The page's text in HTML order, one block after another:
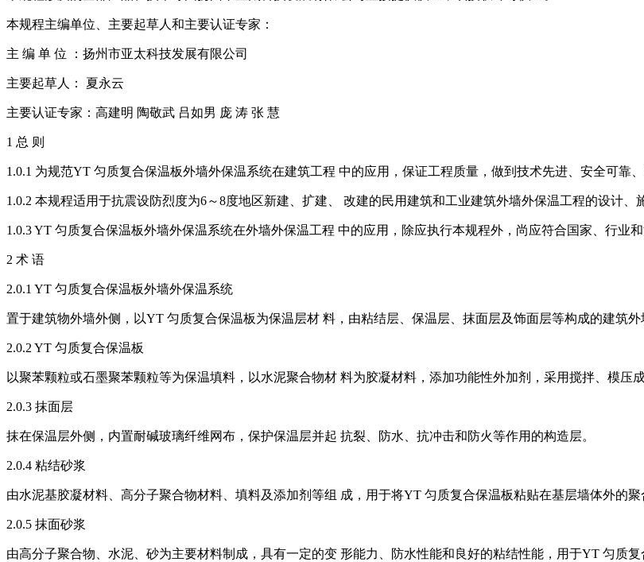
本规程主编单位、主要起草人和主要认证专家：
主 编 单 位 ：扬州市亚太科技发展有限公司
主要起草人： 夏永云
主要认证专家：高建明 陶敬武 吕如男 庞 涛 张 慧
1 总 则
1.0.1 为规范YT 匀质复合保温板外墙外保温系统在建筑工程 中的应用，保证工程质量，做到技术先进、安全可靠
1.0.2 本规程适用于抗震设防烈度为6～8度地区新建、扩建、 改建的民用建筑和工业建筑外墙外保温工程的设计、
1.0.3 YT 匀质复合保温板外墙外保温系统在外墙外保温工程 中的应用，除应执行本规程外，尚应符合国家、行业
2 术 语
2.0.1 YT 匀质复合保温板外墙外保温系统
置于建筑物外墙外侧，以YT 匀质复合保温板为保温层材 料，由粘结层、保温层、抹面层及饰面层等构成的建筑外
2.0.2 YT 匀质复合保温板
以聚苯颗粒或石墨聚苯颗粒等为保温填料，以水泥聚合物材 料为胶凝材料，添加功能性外加剂，采用搅拌、模压
2.0.3 抹面层
抹在保温层外侧，内置耐碱玻璃纤维网布，保护保温层并起 抗裂、防水、抗冲击和防火等作用的构造层。
2.0.4 粘结砂浆
由水泥基胶凝材料、高分子聚合物材料、填料及添加剂等组 成，用于将YT 匀质复合保温板粘贴在基层墙体外的聚
2.0.5 抹面砂浆
由高分子聚合物、水泥、砂为主要材料制成，具有一定的变 形能力、防水性能和良好的粘结性能，用于YT 匀质